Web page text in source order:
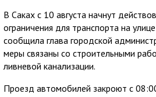
В Саках с 10 августа начнут
ограничения для транспорта на
сообщила глава городской
меры связаны со строительными
ливневой канализации.
Проезд автомобилей закроют с